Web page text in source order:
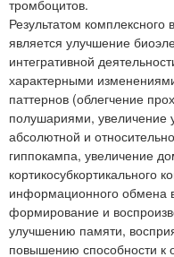
тромбоцитов.
Результатом комплексного
является улучшение
интегративной
характерными
паттернов (облегчение
полушариями, увеличение
абсолютной и
гиппокампа, увеличение
кортикосубкортикального
информационного обмена
формирование и
улучшению памяти,
повышению способности к